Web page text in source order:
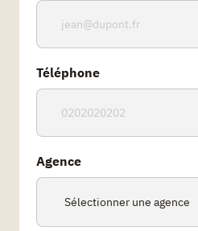
Téléphone
Agence